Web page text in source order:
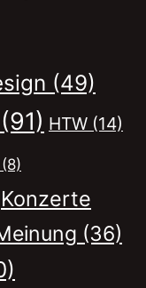
(49)
(91) HTW (14)
(8)
Konzerte
(36)